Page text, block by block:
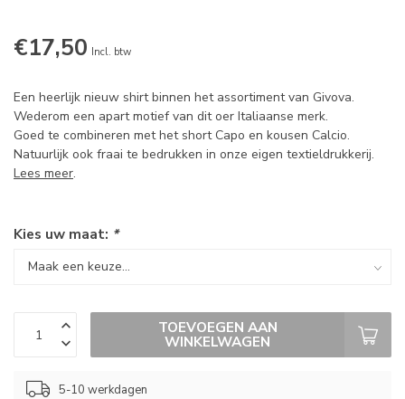
€17,50 Incl. btw
Een heerlijk nieuw shirt binnen het assortiment van Givova.
Wederom een apart motief van dit oer Italiaanse merk.
Goed te combineren met het short Capo en kousen Calcio.
Natuurlijk ook fraai te bedrukken in onze eigen textieldrukkerij.
Lees meer.
Kies uw maat: *
TOEVOEGEN AAN
WINKELWAGEN
5-10 werkdagen